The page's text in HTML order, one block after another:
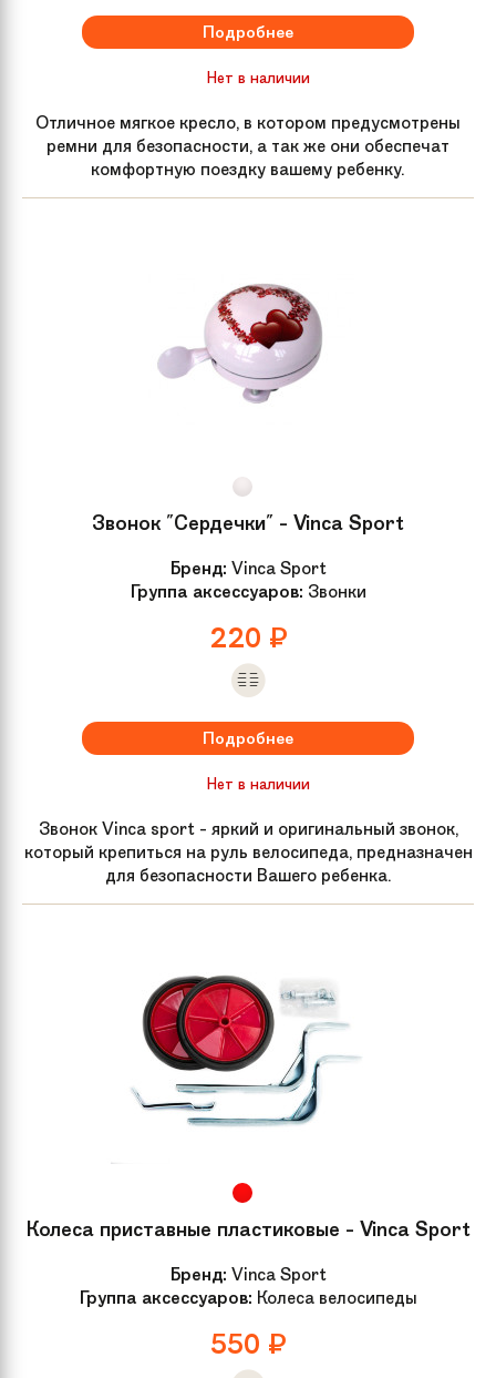
Подробнее
Нет в наличии
Отличное мягкое кресло, в котором предусмотрены
ремни для безопасности, а так же они обеспечат
комфортную поездку вашему ребенку.
Звонок "Сердечки" - Vinca Sport
Бренд: Vinca Sport
Группа аксессуаров: Звонки
220 ₽
Подробнее
Нет в наличии
Звонок Vinca sport - яркий и оригинальный звонок,
который крепиться на руль велосипеда, предназначен
для безопасности Вашего ребенка.
Колеса приставные пластиковые - Vinca Sport
Бренд: Vinca Sport
Группа аксессуаров: Колеса велосипеды
550 ₽